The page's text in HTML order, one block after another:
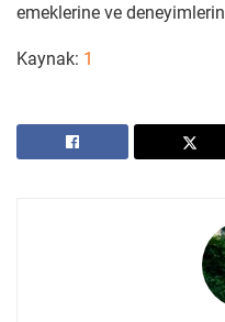
emeklerine ve
Kaynak: 1